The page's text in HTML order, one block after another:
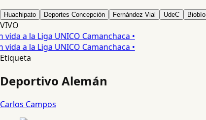
Huachipato Deportes Concepción Fernández Vial UdeC Biobío
VIVO
a la Liga UNICO Camanchaca •
a la Liga UNICO Camanchaca •
Etiqueta
Deportivo Alemán
Carlos Campos